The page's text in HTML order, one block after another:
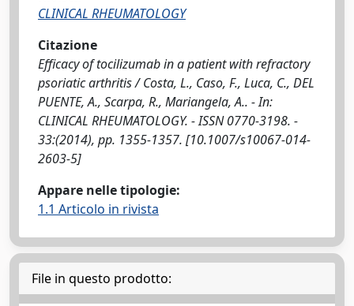
CLINICAL RHEUMATOLOGY
Citazione
Efficacy of tocilizumab in a patient with refractory
psoriatic arthritis / Costa, L., Caso, F., Luca, C., DEL
PUENTE, A., Scarpa, R., Mariangela, A.. - In:
CLINICAL RHEUMATOLOGY. - ISSN 0770-3198. -
33:(2014), pp. 1355-1357. [10.1007/s10067-014-
2603-5]
Appare nelle tipologie:
1.1 Articolo in rivista
File in questo prodotto: